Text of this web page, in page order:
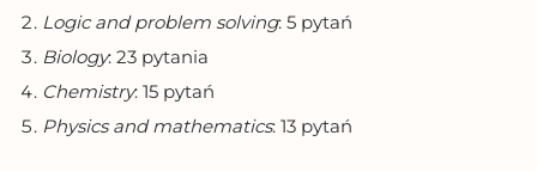
Logic and problem solving: 5 pytań
Biology: 23 pytania
Chemistry: 15 pytań
Physics and mathematics: 13 pytań